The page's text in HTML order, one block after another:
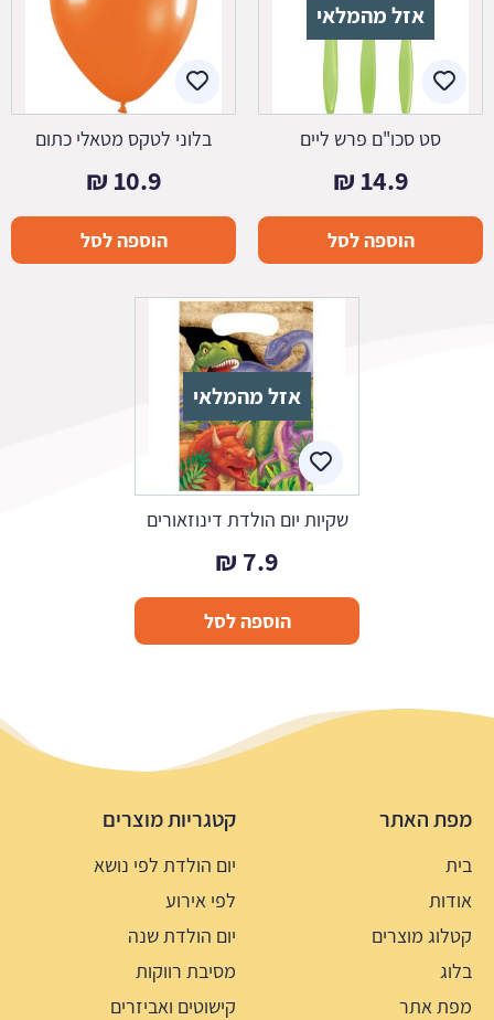
אזל מהמלאי
סט סכו"ם פרש ליים
14.9
₪
הוספה לסל
בלוני לטקס מטאלי כתום
10.9
₪
הוספה לסל
אזל מהמלאי
שקיות יום הולדת דינוזאורים
7.9
₪
הוספה לסל
מפת האתר
בית
אודות
קטלוג מוצרים
בלוג
מפת אתר
קטגריות מוצרים
יום הולדת לפי נושא
לפי אירוע
יום הולדת שנה
מסיבת רווקות
קישוטים ואביזרים